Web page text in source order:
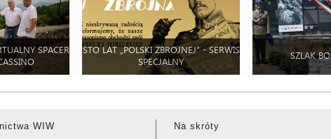
SPACER
STO LAT „POLSKI ZBROJNEJ” - SERWIS
SPECJALNY
SZLAK
WIW
Na skróty